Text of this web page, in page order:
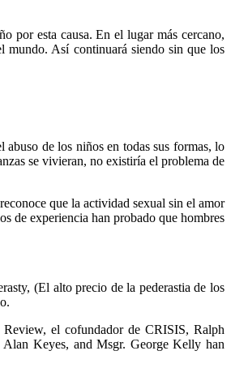
por esta causa. En el lugar más cercano,
mundo. Así continuará siendo sin que los
abuso de los niños en todas sus formas, lo
se vivieran, no existiría el problema de
que la actividad sexual sin el amor
de experiencia han probado que hombres
(El alto precio de la pederastia de los
el cofundador de CRISIS, Ralph
Keyes, and Msgr. George Kelly han